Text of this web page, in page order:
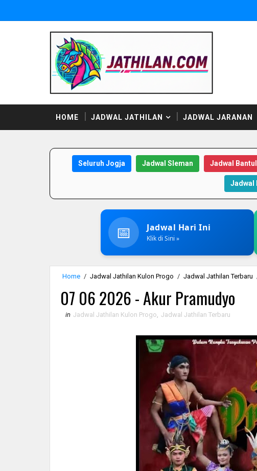
HOME JADWAL JATHILAN JADWAL JARANAN
Seluruh Jogja Jadwal Sleman Jadwal Bantul
Jadwal
📅 Jadwal Hari Ini
Klik di Sini »
Home / Jadwal Jathilan Kulon Progo / Jadwal Jathilan Terbaru
07 06 2026 - Akur Pramudyo
in Jadwal Jathilan Kulon Progo Jadwal Jathilan Terbaru